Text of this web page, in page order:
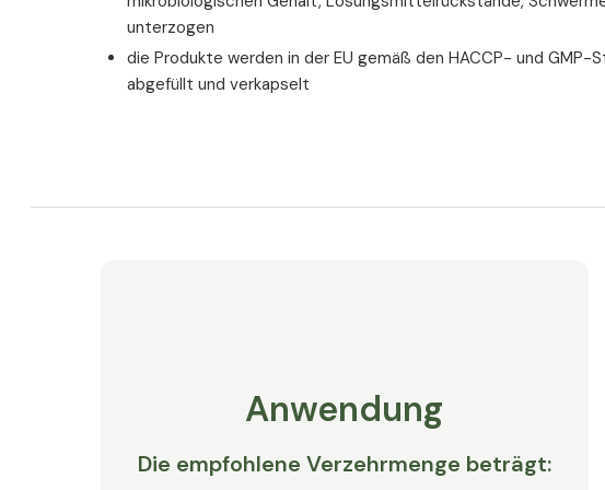
unterzogen
die Produkte werden in der EU gemäß den HACCP- und GMP-
abgefüllt und verkapselt
Anwendung
Die empfohlene Verzehrmenge beträgt: